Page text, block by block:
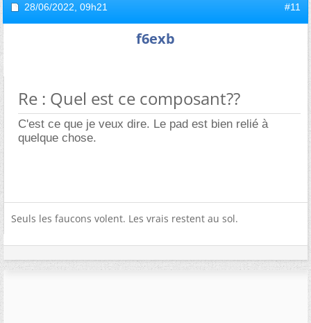
28/06/2022, 09h21 #11
f6exb
Re : Quel est ce composant??
C'est ce que je veux dire. Le pad est bien relié à
quelque chose.
Seuls les faucons volent. Les vrais restent au sol.